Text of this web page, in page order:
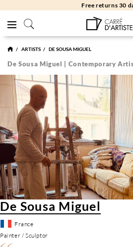
Free returns 30
ARTISTS DE SOUSA MIGUEL
De Sousa Miguel | Contemporary
De Sousa Miguel
France
Painter / Sculptor